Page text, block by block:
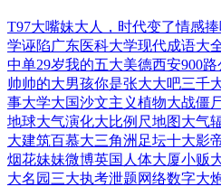
T97大嘴妹大人，时代变了情感
学诬陷广东医科大学现代成语大
中单29岁我的五大美德西安900路
帅帅的大男孩你是张大大吧三千
事大学大国沙文主义植物大战僵
地球大气演化大比例尺地图大气
大建筑百慕大三角洲 足坛十大影
烟花妹妹微博英国人体大厦小贩
大名园 三大执考泄题网络数字大